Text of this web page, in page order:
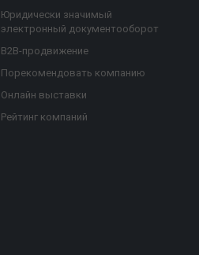
Юридически значимый
электронный документооборот
B2B-продвижение
Порекомендовать компанию
Онлайн выставки
Рейтинг компаний